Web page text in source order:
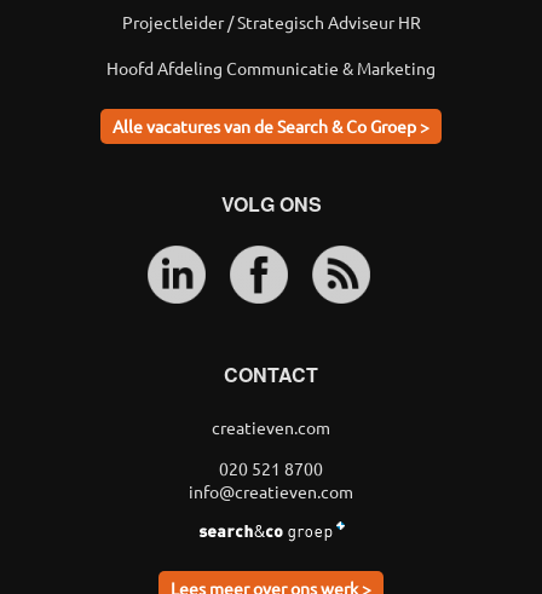
Projectleider / Strategisch Adviseur HR
Hoofd Afdeling Communicatie & Marketing
Alle vacatures van de Search & Co Groep >
VOLG ONS
CONTACT
creatieven.com
020 521 8700
info@creatieven.com
Lees meer over ons werk >